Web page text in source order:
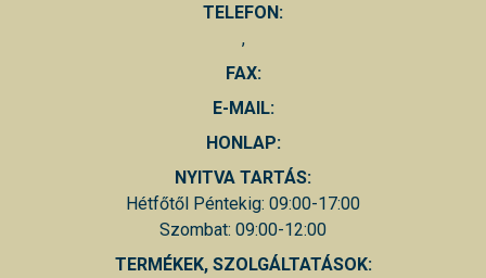
TELEFON:
,
FAX:
E-MAIL:
HONLAP:
NYITVA TARTÁS:
Hétfőtől Péntekig: 09:00-17:00
Szombat: 09:00-12:00
TERMÉKEK, SZOLGÁLTATÁSOK: